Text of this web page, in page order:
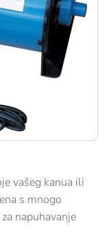
vašeg kanua ili
s mnogo
napuhavanje